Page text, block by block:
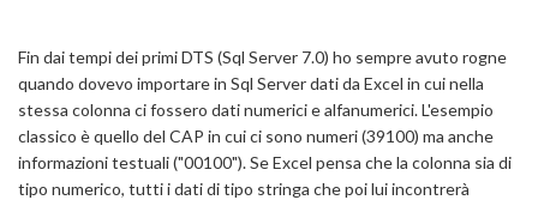
Fin dai tempi dei primi DTS (Sql Server 7.0) ho sempre avuto rogne
quando dovevo importare in Sql Server dati da Excel in cui nella
stessa colonna ci fossero dati numerici e alfanumerici. L'esempio
classico è quello del CAP in cui ci sono numeri (39100) ma anche
informazioni testuali ("00100"). Se Excel pensa che la colonna sia di
tipo numerico, tutti i dati di tipo stringa che poi lui incontrerà